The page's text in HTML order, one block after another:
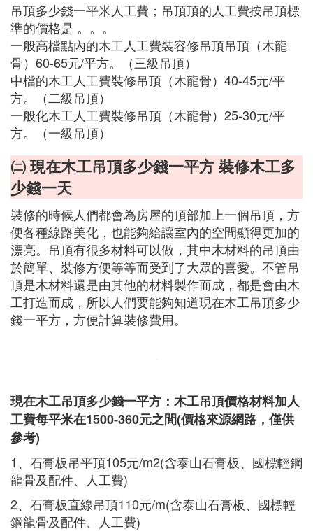
吊頂多少錢一平米人工費；吊頂頂的人工費按吊頂標
準的價格是 。。。
一般高檔點內的木工人工費裝容修吊頂吊頂（木龍
骨）60-65元/平方。（三級吊頂）
中檔的木工人工費裝修吊頂（木龍骨）40-45元/平
方。（二級吊頂）
一般化木工人工費裝修吊頂（木龍骨）25-30元/平
方。（一級吊頂）
㈡ 現在木工吊頂多少錢一平方 裝修木工多
少錢一天
裝修的時候人們都會為房屋的頂部加上一個吊頂，方
便各種線路美化，也能夠給讓室內的空間顯得更加的
漂亮。吊頂有很多材料可以做，其中木材料的吊頂由
於簡單、裝修方便等等而受到了大眾的喜愛。不管吊
頂是木材料還是由其他的材料製作而成，都是會由木
工打造而成，所以人們要能夠知道現在木工吊頂多少
錢一平方，方便計算裝修費用。
現在木工吊頂多少錢一平方：木工吊頂價格材料加人
工費每平米在1500-360元之間(價格來源網路，僅供
參考)
1、石膏板吊平頂105元/m2(含泰山石膏板、國標輕鋼
龍骨及配件、人工費)
2、石膏板直線吊頂110元/m(含泰山石膏板、國標輕
鋼龍骨及配件、人工費)